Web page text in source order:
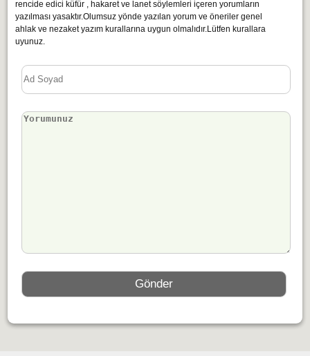
rencide edici küfür , hakaret ve lanet söylemleri içeren yorumların
yazılması yasaktır.Olumsuz yönde yazılan yorum ve öneriler genel
ahlak ve nezaket yazım kurallarına uygun olmalıdır.Lütfen kurallara
uyunuz.